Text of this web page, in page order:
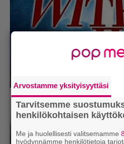
Arvostamme yksityisyyttäsi
Tarvitsemme
henkilökohtaisen
Me ja huolellisesti valitsemamme
hyödynnämme henkilötietoja